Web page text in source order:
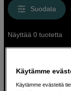
Suodata
Näyttää 0 tuotetta
Käytämme
Käytämme evästeitä